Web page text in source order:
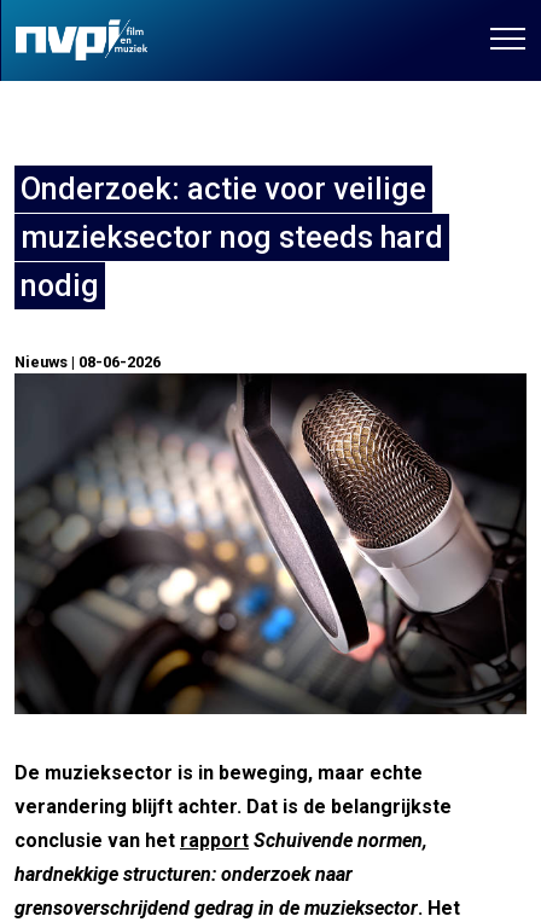
Onderzoek: actie voor veilige
muzieksector nog steeds hard
nodig
Nieuws | 08-06-2026
De muzieksector is in beweging, maar echte
verandering blijft achter. Dat is de belangrijkste
conclusie van het rapport Schuivende normen,
hardnekkige structuren: onderzoek naar
grensoverschrijdend gedrag in de muzieksector. Het